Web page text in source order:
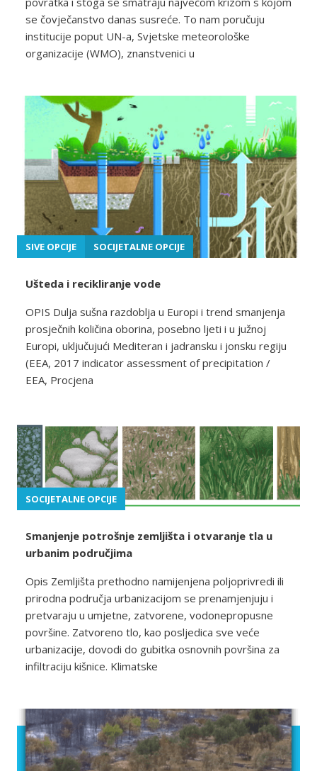
se čovječanstvo danas susreće. To nam poručuju
institucije poput UN-a, Svjetske meteorološke
organizacije (WMO), znanstvenici u
SIVE OPCIJE SOCIJETALNE OPCIJE
Ušteda i recikliranje vode
OPIS Dulja sušna razdoblja u Europi i trend smanjenja
prosječnih količina oborina, posebno ljeti i u južnoj
Europi, uključujući Mediteran i jadransku i jonsku regiju
(EEA, 2017 indicator assessment of precipitation /
EEA, Procjena
SOCIJETALNE OPCIJE
Smanjenje potrošnje zemljišta i otvaranje tla u
urbanim područjima
Opis Zemljišta prethodno namijenjena poljoprivredi ili
prirodna područja urbanizacijom se prenamjenjuju i
pretvaraju u umjetne, zatvorene, vodonepropusne
površine. Zatvoreno tlo, kao posljedica sve veće
urbanizacije, dovodi do gubitka osnovnih površina za
infiltraciju kišnice. Klimatske